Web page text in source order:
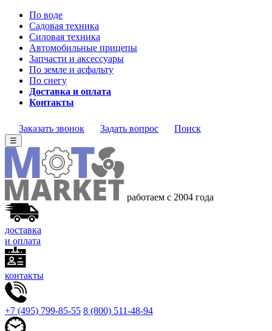
По воде
Садовая техника
Силовая техника
Автомобильные прицепы
Запчасти и аксессуары
По земле и асфальту
По снегу
Доставка и оплата
Контакты
Заказать звонок Задать вопрос Поиск
☰
работаем с 2004 года
доставка
и оплата
контакты
+7 (495) 799-85-55 8 (800) 511-48-94